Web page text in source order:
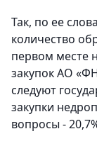
Так, по ее
количество
первом месте
закупок АО
следуют
закупки
вопросы -